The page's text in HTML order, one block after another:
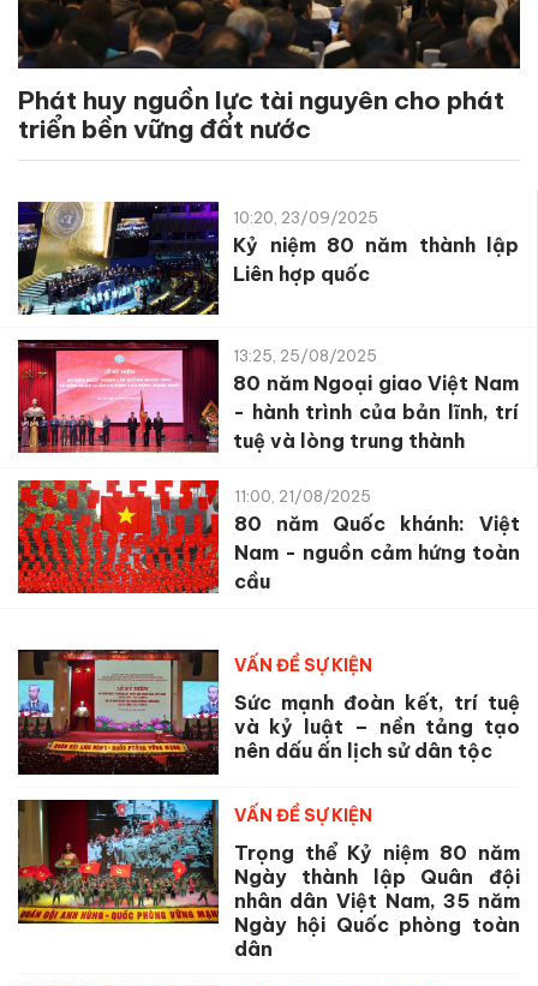
Phát huy nguồn lực tài nguyên cho phát
triển bền vững đất nước
10:20, 23/09/2025
Kỷ niệm 80 năm thành lập
Liên hợp quốc
13:25, 25/08/2025
80 năm Ngoại giao Việt Nam
- hành trình của bản lĩnh, trí
tuệ và lòng trung thành
11:00, 21/08/2025
80 năm Quốc khánh: Việt
Nam - nguồn cảm hứng toàn
cầu
VẤN ĐỀ SỰ KIỆN
Sức mạnh đoàn kết, trí tuệ
và kỷ luật – nền tảng tạo
nên dấu ấn lịch sử dân tộc
VẤN ĐỀ SỰ KIỆN
Trọng thể Kỷ niệm 80 năm
Ngày thành lập Quân đội
nhân dân Việt Nam, 35 năm
Ngày hội Quốc phòng toàn
dân